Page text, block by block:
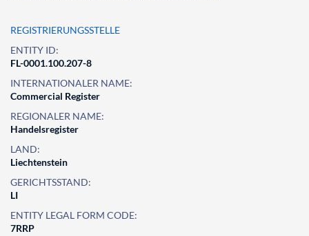
REGISTRIERUNGSSTELLE
ENTITY ID:
FL-0001.100.207-8
INTERNATIONALER NAME:
Commercial Register
REGIONALER NAME:
Handelsregister
LAND:
Liechtenstein
GERICHTSSTAND:
LI
ENTITY LEGAL FORM CODE:
7RRP